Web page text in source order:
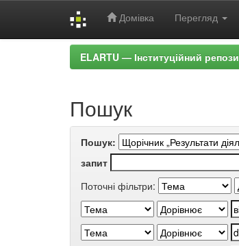
Домівка Перегляд
ELARTU — Інституційний
Пошук
Пошук:
запит
Поточні фільтри: